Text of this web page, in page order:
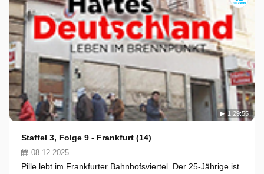
1:29:55
Staffel 3, Folge 9 - Frankfurt (14)
08-12-2025
Pille lebt im Frankfurter Bahnhofsviertel. Der 25-Jährige ist